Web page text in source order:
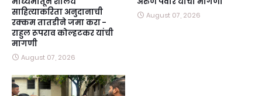
साहित्याकरिता अनुदानाची
रक्कम तातडीने जमा करा -
राहुल रूपराव कोल्हटकर यांची
मागणी
August 07, 2026
August 07, 2026